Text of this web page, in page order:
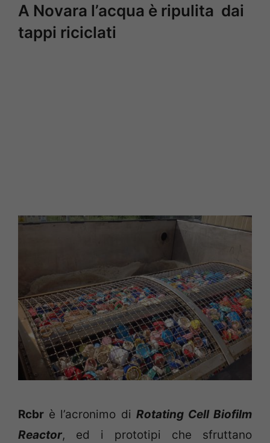
A Novara l’acqua è ripulita dai
tappi riciclati
Rcbr è l’acronimo di Rotating Cell Biofilm
Reactor, ed i prototipi che sfruttano